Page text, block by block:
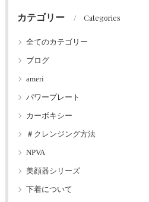
カテゴリー Categories
全てのカテゴリー
ブログ
ameri
パワープレート
カーボキシー
＃クレンジング方法
NPVA
美顔器シリーズ
下着について